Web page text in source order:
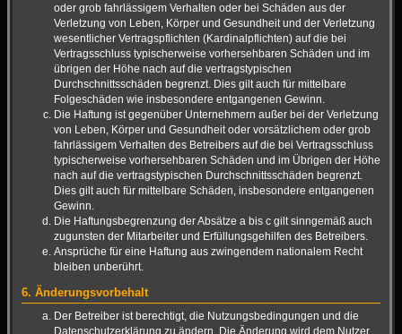
oder grob fahrlässigem Verhalten oder bei Schäden aus der
Verletzung von Leben, Körper und Gesundheit und der Verletzung
wesentlicher Vertragspflichten (Kardinalpflichten) auf die bei
Vertragsschluss typischerweise vorhersehbaren Schäden und im
übrigen der Höhe nach auf die vertragstypischen
Durchschnittsschäden begrenzt. Dies gilt auch für mittelbare
Folgeschäden wie insbesondere entgangenen Gewinn.
Die Haftung ist gegenüber Unternehmern außer bei der Verletzung
von Leben, Körper und Gesundheit oder vorsätzlichem oder grob
fahrlässigem Verhalten des Betreibers auf die bei Vertragsschluss
typischerweise vorhersehbaren Schäden und im Übrigen der Höhe
nach auf die vertragstypischen Durchschnittsschäden begrenzt.
Dies gilt auch für mittelbare Schäden, insbesondere entgangenen
Gewinn.
Die Haftungsbegrenzung der Absätze a bis c gilt sinngemäß auch
zugunsten der Mitarbeiter und Erfüllungsgehilfen des Betreibers.
Ansprüche für eine Haftung aus zwingendem nationalem Recht
bleiben unberührt.
6. Änderungsvorbehalt
Der Betreiber ist berechtigt, die Nutzungsbedingungen und die
Datenschutzerklärung zu ändern. Die Änderung wird dem Nutzer